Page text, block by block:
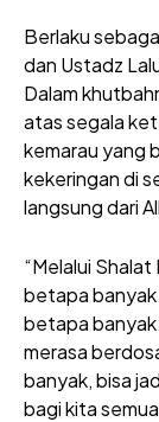
Berlaku
dan Ustadz
Dalam
atas segala
kemarau yang
kekeringan di
langsung dari
“Melalui
betapa banyak
betapa
merasa
banyak, bisa
bagi kita